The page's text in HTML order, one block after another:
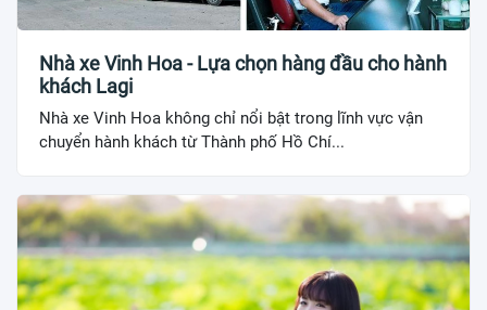
Nhà xe Vinh Hoa - Lựa chọn hàng đầu cho hành
khách Lagi
Nhà xe Vinh Hoa không chỉ nổi bật trong lĩnh vực vận
chuyển hành khách từ Thành phố Hồ Chí...